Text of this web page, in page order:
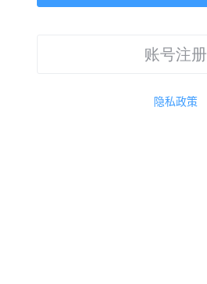
账号注册
隐私政策